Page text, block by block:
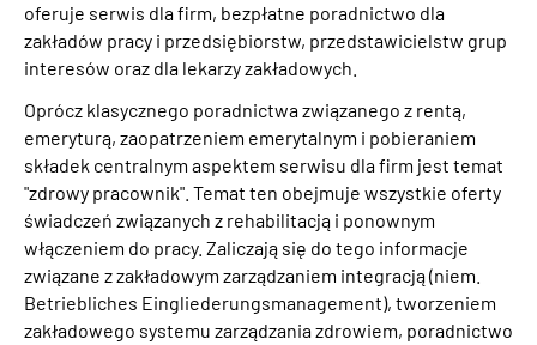
oferuje serwis dla firm, bezpłatne poradnictwo dla
zakładów pracy i przedsiębiorstw, przedstawicielstw grup
interesów oraz dla lekarzy zakładowych.
Oprócz klasycznego poradnictwa związanego z rentą,
emeryturą, zaopatrzeniem emerytalnym i pobieraniem
składek centralnym aspektem serwisu dla firm jest temat
"zdrowy pracownik". Temat ten obejmuje wszystkie oferty
świadczeń związanych z rehabilitacją i ponownym
włączeniem do pracy. Zaliczają się do tego informacje
związane z zakładowym zarządzaniem integracją (niem.
Betriebliches Eingliederungsmanagement), tworzeniem
zakładowego systemu zarządzania zdrowiem, poradnictwo